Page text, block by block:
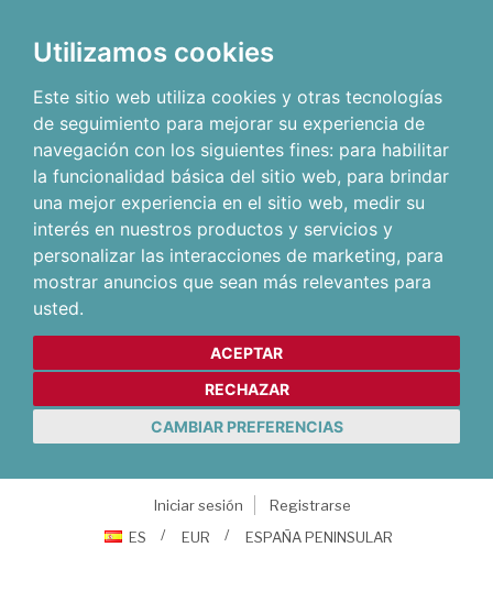
Utilizamos cookies
Este sitio web utiliza cookies y otras tecnologías
de seguimiento para mejorar su experiencia de
navegación con los siguientes fines: para habilitar
la funcionalidad básica del sitio web, para brindar
una mejor experiencia en el sitio web, medir su
interés en nuestros productos y servicios y
personalizar las interacciones de marketing, para
mostrar anuncios que sean más relevantes para
usted.
ACEPTAR
RECHAZAR
CAMBIAR PREFERENCIAS
Iniciar sesión
Registrarse
ES
EUR ESPAÑA PENINSULAR